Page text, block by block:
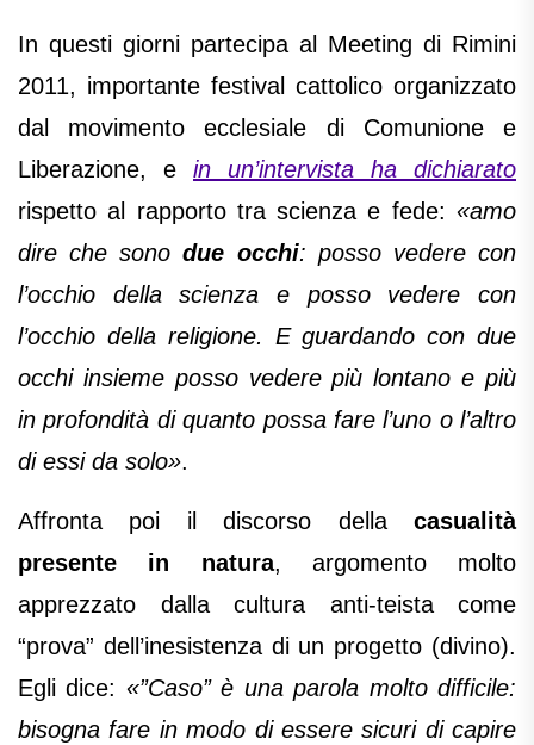
In questi giorni partecipa al Meeting di Rimini
2011, importante festival cattolico organizzato
dal movimento ecclesiale di Comunione e
Liberazione, e in un’intervista ha dichiarato
rispetto al rapporto tra scienza e fede: «amo
dire che sonodue occhi: posso vedere con
l’occhio della scienza e posso vedere con
l’occhio della religione. E guardando con due
occhi insieme posso vedere più lontano e più
in profondità di quanto possa fare l’uno o l’altro
di essi da solo».
Affronta poi il discorso dellacasualità
presente in natura, argomento molto
apprezzato dalla cultura anti-teista come
“prova” dell’inesistenza di un progetto (divino).
Egli dice: «”Caso” è una parola molto difficile:
bisogna fare in modo di essere sicuri di capire